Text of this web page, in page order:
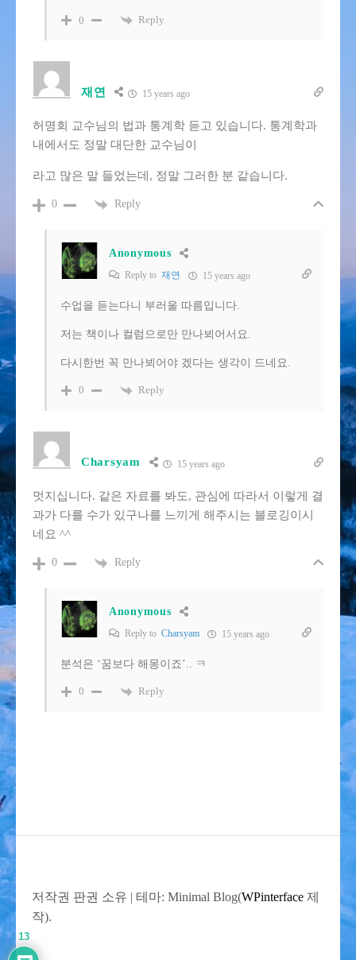
0 Reply
재연 15 years ago
허명회 교수님의 법과 통계학 듣고 있습니다. 통계학과
내에서도 정말 대단한 교수님이
라고 많은 말 들었는데, 정말 그러한 분 같습니다.
0 Reply
Anonymous
Reply to 재연 15 years ago
수업을 듣는다니 부러울 따름입니다.
저는 책이나 컬럼으로만 만나뵈어서요.
다시한번 꼭 만나뵈어야 겠다는 생각이 드네요.
0 Reply
Charsyam 15 years ago
멋지십니다. 같은 자료를 봐도, 관심에 따라서 이렇게 결
과가 다를 수가 있구나를 느끼게 해주시는 블로깅이시
네요 ^^
0 Reply
Anonymous
Reply to Charsyam 15 years ago
분석은 ‘꿈보다 해몽이죠’.. ㅋ
0 Reply
저작권 판권 소유 | 테마: Minimal Blog(WPinterface 제
작).
13